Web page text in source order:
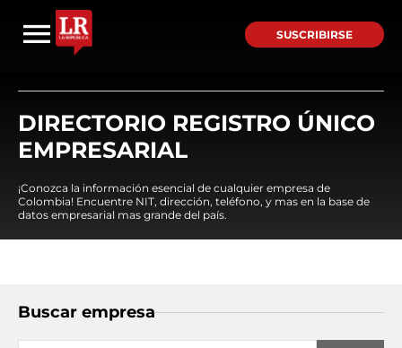
SUSCRIBIRSE
DIRECTORIO REGISTRO ÚNICO
EMPRESARIAL
¡Conozca la información esencial de cualquier empresa de
Colombia! Encuentre NIT, dirección, teléfono, y mas en la base de
datos empresarial mas grande del país.
Buscar empresa